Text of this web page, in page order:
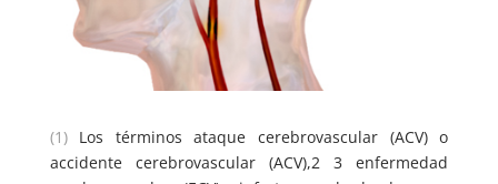
(1)Los términos ataque cerebrovascular (ACV) o
accidente cerebrovascular (ACV),2 3 enfermedad